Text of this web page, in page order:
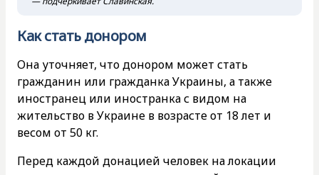
Как стать донором
Она уточняет, что донором может стать
гражданин или гражданка Украины, а также
иностранец или иностранка с видом на
жительство в Украине в возрасте от 18 лет и
весом от 50 кг.
Перед каждой донацией человек на локации